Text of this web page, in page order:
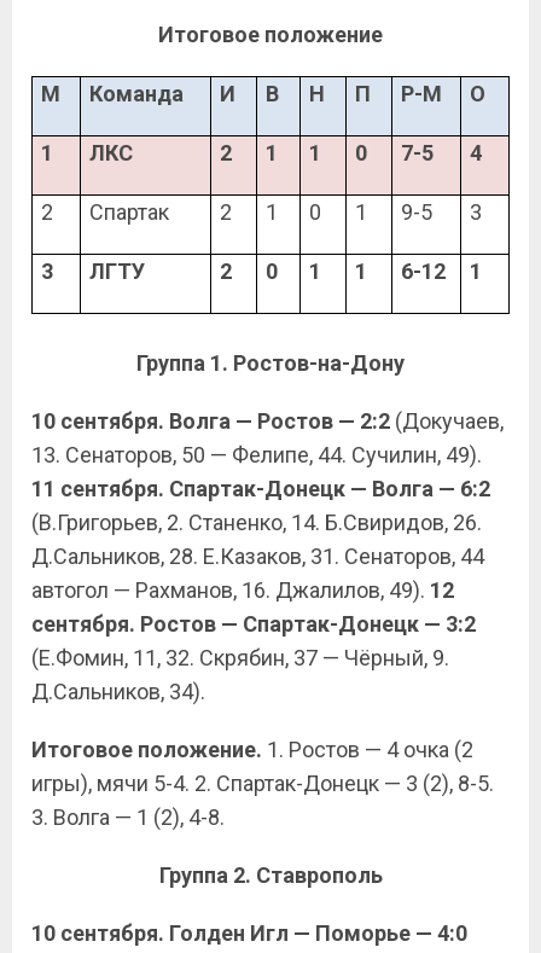
Итоговое положение
М Команда И В Н П Р-М О
1 ЛКС 2 1 1 0 7-5 4
2 Спартак 2 1 0 1 9-5 3
3 ЛГТУ 2 0 1 1 6-12 1
Группа 1. Ростов-на-Дону
10 сентября. Волга — Ростов — 2:2 (Докучаев,
13. Сенаторов, 50 — Фелипе, 44. Сучилин, 49).
11 сентября. Спартак-Донецк — Волга — 6:2
(В.Григорьев, 2. Станенко, 14. Б.Свиридов, 26.
Д.Сальников, 28. Е.Казаков, 31. Сенаторов, 44
автогол — Рахманов, 16. Джалилов, 49). 12
сентября. Ростов — Спартак-Донецк — 3:2
(Е.Фомин, 11, 32. Скрябин, 37 — Чёрный, 9.
Д.Сальников, 34).
Итоговое положение. 1. Ростов — 4 очка (2
игры), мячи 5-4. 2. Спартак-Донецк — 3 (2), 8-5.
3. Волга — 1 (2), 4-8.
Группа 2. Ставрополь
10 сентября. Голден Игл — Поморье — 4:0